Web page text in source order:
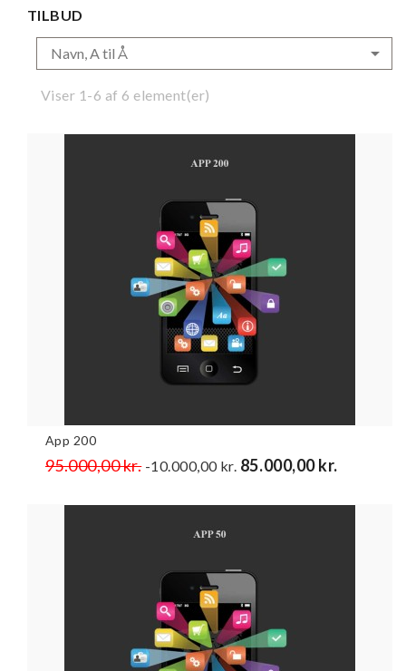
TILBUD
Navn, A til Å 
Viser 1-6 af 6 element(er)
App 200
Normalpris
95.000,00 kr. -10.000,00 kr. Pris
85.000,00 kr.